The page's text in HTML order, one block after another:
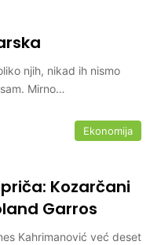
njih, nikad ih nismo
Mirno…
Ekonomija
Kozarčani
Garros
Kahrimanović već deset